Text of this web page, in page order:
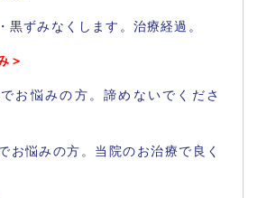
黒ずみなくします。治療経過。
＞
お悩みの方。諦めないでくださ
お悩みの方。当院のお治療で良く